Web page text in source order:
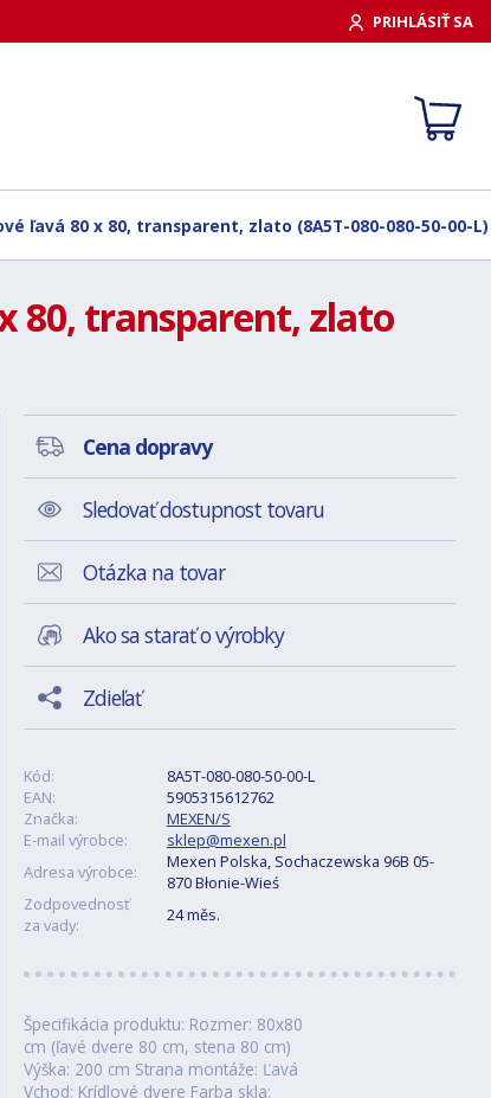
PRIHLÁSIŤ SA
ľavá 80 x 80, transparent, zlato (8A5T-080-080-50-00-L)
80, transparent, zlato
Cena dopravy
Sledovať dostupnost tovaru
Otázka na tovar
Ako sa starať o výrobky
Zdieľať
Kód:
8A5T-080-080-50-00-L
EAN:
5905315612762
Značka:
MEXEN/S
E-mail výrobce:
sklep@mexen.pl
Adresa výrobce:
Mexen Polska, Sochaczewska 96B 05-
870 Błonie-Wieś
Zodpovednosť
za vady:
24 měs.
Špecifikácia produktu: Rozmer: 80x80
cm (ľavé dvere 80 cm, stena 80 cm)
Výška: 200 cm Strana montáže: Ľavá
Vchod: Krídlové dvere Farba skla: